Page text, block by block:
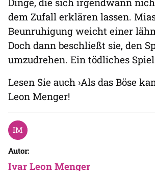
dem Zufall erklären lassen.
Beunruhigung weicht einer
Doch dann beschließt sie, den
umzudrehen. Ein tödliches
Lesen Sie auch ›Als das Böse
Leon Menger!
Autor:
Ivar Leon Menger